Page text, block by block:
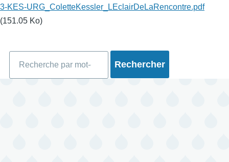
3-KES-URG_ColetteKessler_LEclairDeLaRencontre.pdf
(151.05 Ko)